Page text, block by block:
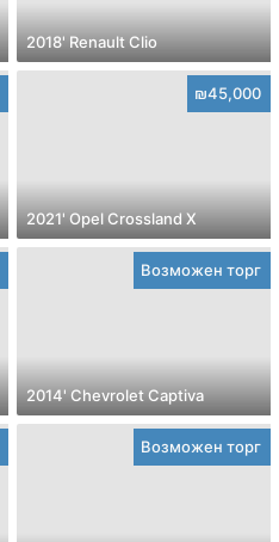
2018' Renault Clio
₪45,000
2021' Opel Crossland X
Возможен торг
2014' Chevrolet Captiva
Возможен торг